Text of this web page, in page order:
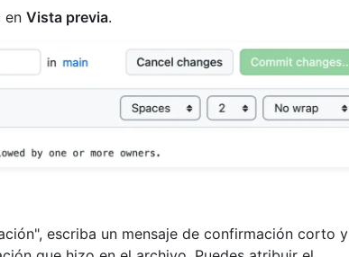
en Vista previa.
escriba un mensaje de confirmación corto y